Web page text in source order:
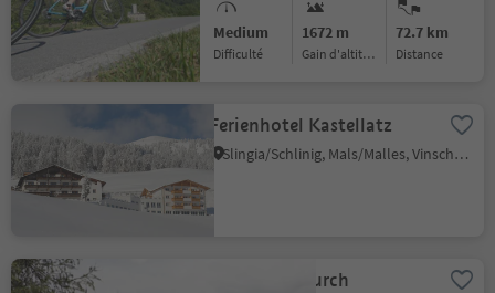
Medium
Difficulté
1672 m
Gain d'altitude
72.7 km
distance
Ferienhotel Kastellatz
Slingia/Schlinig, Mals/Malles, Vinschgau/Val Venosta
St. Veit´s Church